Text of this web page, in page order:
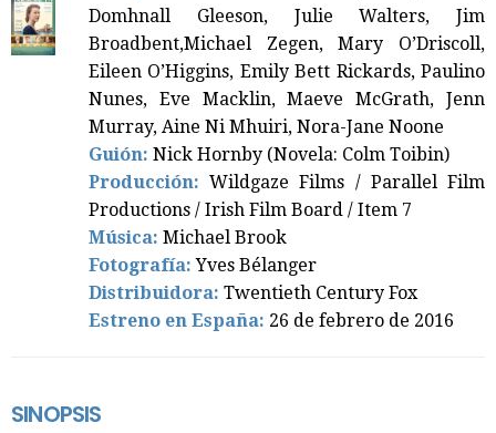
Domhnall Gleeson, Julie Walters, Jim
Broadbent,Michael Zegen, Mary O’Driscoll,
Eileen O’Higgins, Emily Bett Rickards, Paulino
Nunes, Eve Macklin, Maeve McGrath, Jenn
Murray, Aine Ni Mhuiri, Nora-Jane Noone
Guión: Nick Hornby (Novela: Colm Toibin)
Producción: Wildgaze Films / Parallel Film
Productions / Irish Film Board / Item 7
Música: Michael Brook
Fotografía: Yves Bélanger
Distribuidora: Twentieth Century Fox
Estreno en España: 26 de febrero de 2016
SINOPSIS